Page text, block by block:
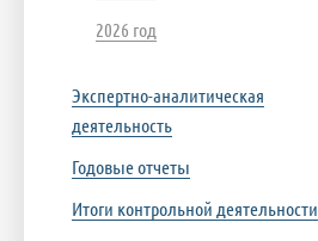
2026 год
Экспертно-аналитическая
деятельность
Годовые отчеты
Итоги контрольной деятельности